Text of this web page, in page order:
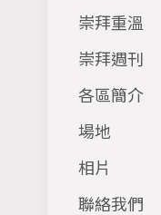
崇拜重溫
崇拜週刊
各區簡介
場地
相片
聯絡我們